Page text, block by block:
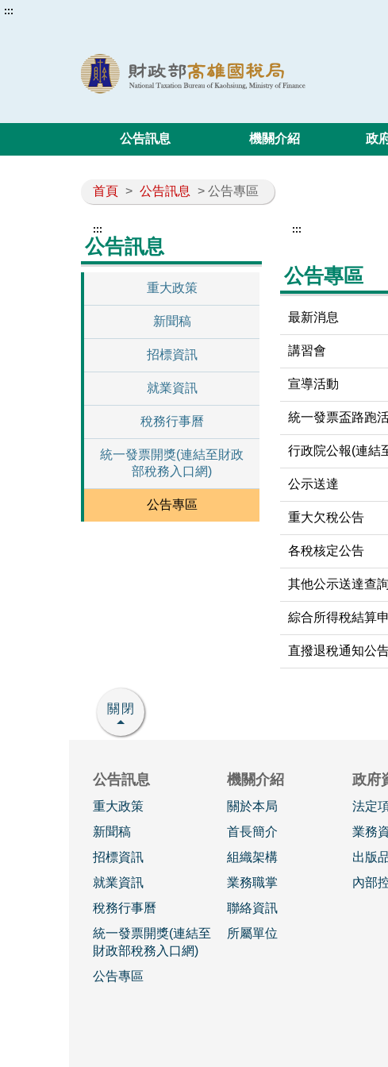
:::
公告訊息 機關介紹 政
首頁 > 公告訊息 > 公告專區
:::
公告訊息
重大政策
新聞稿
招標資訊
就業資訊
稅務行事曆
統一發票開獎(連結至財政
部稅務入口網)
公告專區
:::
公告專區
最新消息
講習會
宣導活動
統一發票盃路跑
行政院公報(連結
公示送達
重大欠稅公告
各稅核定公告
其他公示送達查詢
綜合所得稅結算
直撥退稅通知公
關閉
公告訊息
重大政策
新聞稿
招標資訊
就業資訊
稅務行事曆
統一發票開獎(連結至
財政部稅務入口網)
公告專區
機關介紹
關於本局
首長簡介
組織架構
業務職掌
聯絡資訊
所屬單位
政府
法定
業務
出版
內部